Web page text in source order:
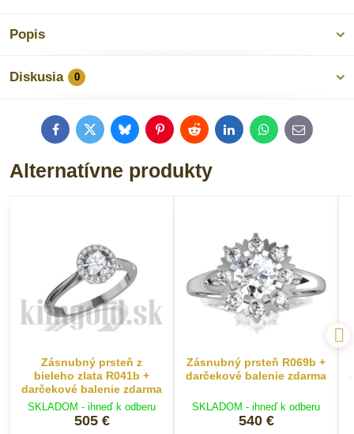
Popis
Diskusia 0
FacebookTwitterBlueskyPinterestRedditLinkedInWhatsApp
E-
mail
Alternatívne produkty
Zásnubný prsteň z
bieleho zlata R041b +
darčekové balenie zdarma
SKLADOM - ihneď k odberu
505 €
Zásnubný prsteň R069b +
darčekové balenie zdarma
SKLADOM - ihneď k odberu
540 €